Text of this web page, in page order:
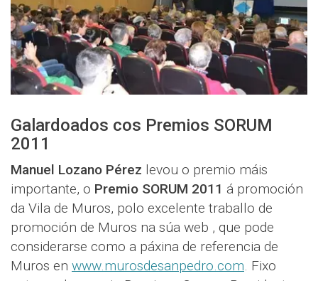
Galardoados cos Premios SORUM
2011
Manuel Lozano Pérez levou o premio máis
importante, o Premio SORUM 2011 á promoción
da Vila de Muros, polo excelente traballo de
promoción de Muros na súa web , que pode
considerarse como a páxina de referencia de
Muros en www.murosdesanpedro.com. Fixo